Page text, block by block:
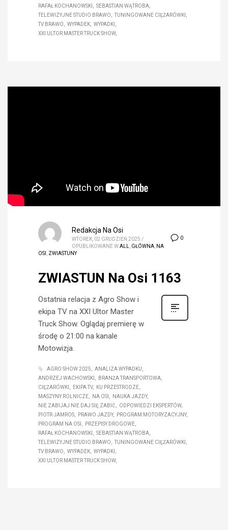
RAFAŁ KOCHANOWSKI
SEBASTIAN WĄTROBA
TELEWIZYJNE STUDIO BRAWO
TUNINGOWANE CIĘŻARÓWKI
TV BRAWO
WYPADEK
WYPADKI
XXI ULTOR MASTER TRUCK SHOW
0
Redakcja Na Osi
WTOREK, 02 GRUDZIEŃ 2025 /
OPUBLIKOWANE WALL GŁÓWNA NA
OSI
ZWIASTUNY
ZWIASTUN Na Osi 1163
Ostatnia relacja z Agro Show i
ekipa TV na XXI Ultor Master
Truck Show. Oglądaj premierę w
środę o 21:00 na kanale
Motowizja.
AGRO SHOW 2025
ANALIZA WYPADKU
ANDRZEJ WACHOWSKI
BRANŻA TRANSPORTOWA
CIĘŻARÓWKI
EKIPA TV
KU PRZESTRODZE
MASZYNY ROLNICZE
NA OSI
NAUKA JAZDY
NIE ZABIJAJ NIE DAJ SIĘ ZABIĆ
ODPOWIEDZI EKSPERTÓW
PIOTR JAMROS
PRAWO JAZDY
PROGRAM MOTORYZACYJNY
PROGRAM NA OSI
PRZEPISY DROGOWE
RAFAŁ KOCHANOWSKI
SEBASTIAN WĄTROBA
TELEWIZYJNE STUDIO BRAWO
TUNINGOWANE CIĘŻARÓWKI
TV BRAWO
WYPADEK
WYPADKI
XXI ULTOR MASTER TRUCK SHOW